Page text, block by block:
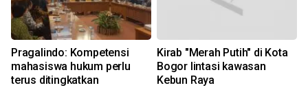
Pragalindo: Kompetensi
mahasiswa hukum perlu
terus ditingkatkan
Kirab "Merah Putih" di Kota
Bogor lintasi kawasan
Kebun Raya